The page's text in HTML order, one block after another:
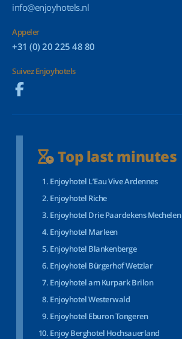
info@enjoyhotels.nl
Appeler
+31 (0) 20 225 48 80
Suivez Enjoyhotels
Top last minutes
Enjoyhotel L’Eau Vive Ardennes
Enjoyhotel Riche
Enjoyhotel Drie Paardekens Mechelen
Enjoyhotel Marleen
Enjoyhotel Blankenberge
Enjoyhotel Bürgerhof Wetzlar
Enjoyhotel am Kurpark Brilon
Enjoyhotel Westerwald
Enjoyhotel Eburon Tongeren
Enjoy Berghotel Hochsauerland